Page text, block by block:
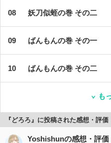
妖刀似蛭の巻 その二
ばんもんの巻 その一
ばんもんの巻 その二
も
『どろろ』に投稿された感想・評価
Yoshishunの感想・評価